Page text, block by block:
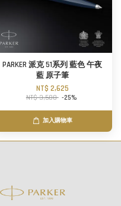
PARKER 派克 51系列 藍色 午夜
藍 原子筆
NT$ 2,625
NT$ 3,500 -25%
加入購物車